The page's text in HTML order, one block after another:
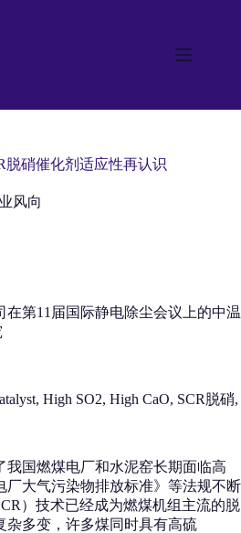
脱硝催化剂适应性再认识
风向
第11届国际静电除尘会议上的中温
High SO2, High CaO, SCR脱硝,
我国燃煤电厂和水泥窑长期面临高
厂大气污染物排放标准》等法规不断
）技术已经成为燃煤机组主流的脱
杂多变，许多煤同时具有高硫